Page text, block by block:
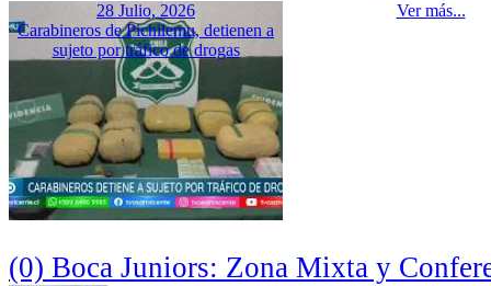
28 Julio, 2026
Carabineros de Pichilemu, detienen a
sujeto por tráfico de drogas
Ver más...
(0) Boca Juniors: Zona Mixta y